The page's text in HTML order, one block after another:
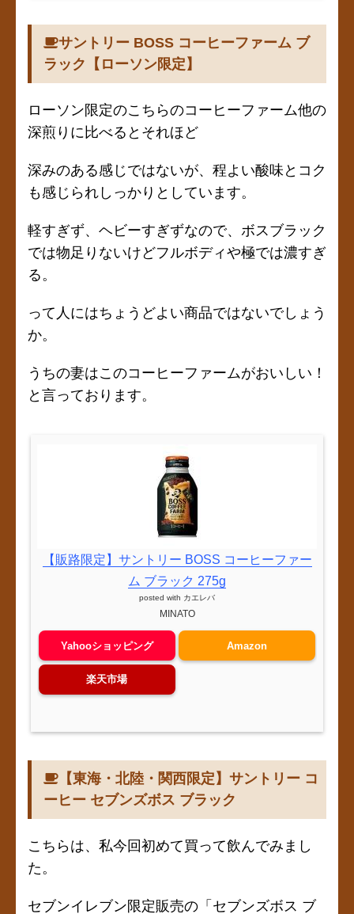
サントリー BOSS コーヒーファーム ブ
ラック【ローソン限定】
ローソン限定のこちらのコーヒーファーム他の
深煎りに比べるとそれほど
深みのある感じではないが、程よい酸味とコク
も感じられしっかりとしています。
軽すぎず、ヘビーすぎずなので、ボスブラック
では物足りないけどフルボディや極では濃すぎ
る。
って人にはちょうどよい商品ではないでしょう
か。
うちの妻はこのコーヒーファームがおいしい！
と言っております。
【販路限定】サントリー BOSS コーヒーファー
ム ブラック 275g
posted with カエレバ
MINATO
Yahooショッピング Amazon
楽天市場
【東海・北陸・関西限定】サントリー コ
ーヒー セブンズボス ブラック
こちらは、私今回初めて買って飲んでみまし
た。
セブンイレブン限定販売の「セブンズボス ブ